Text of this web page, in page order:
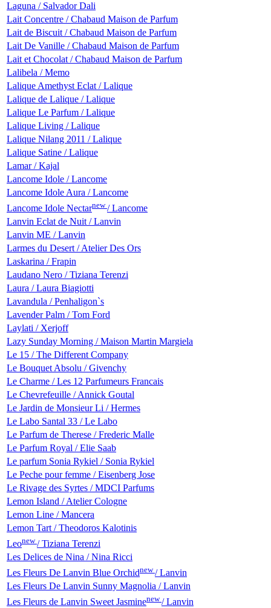
Laguna / Salvador Dali
Lait Concentre / Chabaud Maison de Parfum
Lait de Biscuit / Chabaud Maison de Parfum
Lait De Vanille / Chabaud Maison de Parfum
Lait et Chocolat / Chabaud Maison de Parfum
Lalibela / Memo
Lalique Amethyst Eclat / Lalique
Lalique de Lalique / Lalique
Lalique Le Parfum / Lalique
Lalique Living / Lalique
Lalique Nilang 2011 / Lalique
Lalique Satine / Lalique
Lamar / Kajal
Lancome Idole / Lancome
Lancome Idole Aura / Lancome
Lancome Idole Nectarnew/ Lancome
Lanvin Eclat de Nuit / Lanvin
Lanvin ME / Lanvin
Larmes du Desert / Atelier Des Ors
Laskarina / Frapin
Laudano Nero / Tiziana Terenzi
Laura / Laura Biagiotti
Lavandula / Penhaligon`s
Lavender Palm / Tom Ford
Laylati / Xerjoff
Lazy Sunday Morning / Maison Martin Margiela
Le 15 / The Different Company
Le Bouquet Absolu / Givenchy
Le Charme / Les 12 Parfumeurs Francais
Le Chevrefeuille / Annick Goutal
Le Jardin de Monsieur Li / Hermes
Le Labo Santal 33 / Le Labo
Le Parfum de Therese / Frederic Malle
Le Parfum Royal / Elie Saab
Le parfum Sonia Rykiel / Sonia Rykiel
Le Peche pour femme / Eisenberg Jose
Le Rivage des Syrtes / MDCI Parfums
Lemon Island / Atelier Cologne
Lemon Line / Mancera
Lemon Tart / Theodoros Kalotinis
Leonew/ Tiziana Terenzi
Les Delices de Nina / Nina Ricci
Les Fleurs De Lanvin Blue Orchidnew/ Lanvin
Les Fleurs De Lanvin Sunny Magnolia / Lanvin
Les Fleurs de Lanvin Sweet Jasminenew/ Lanvin